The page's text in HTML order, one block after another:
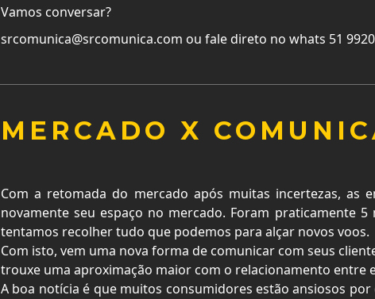
Vamos conversar?
srcomunica@srcomunica.com ou fale direto no whats 51
MERCADO X
Com a retomada do mercado após muitas incertezas, as
novamente seu espaço no mercado. Foram praticamente
tentamos recolher tudo que podemos para alçar novos voos.
Com isto, vem uma nova forma de comunicar com seus
trouxe uma aproximação maior com o relacionamento entre
A boa notícia é que muitos consumidores estão ansiosos